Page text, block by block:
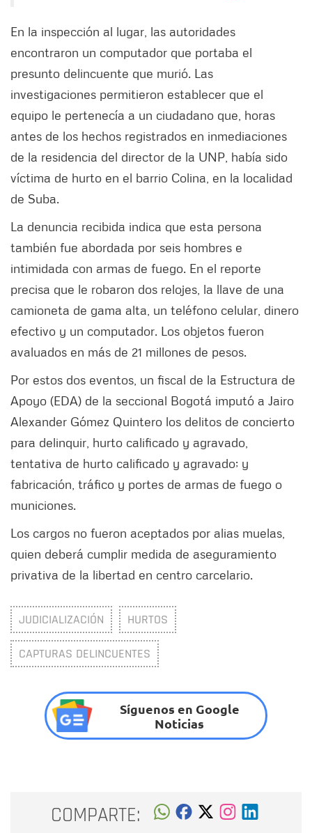
En la inspección al lugar, las autoridades
encontraron un computador que portaba el
presunto delincuente que murió. Las
investigaciones permitieron establecer que el
equipo le pertenecía a un ciudadano que, horas
antes de los hechos registrados en inmediaciones
de la residencia del director de la UNP, había sido
víctima de hurto en el barrio Colina, en la localidad
de Suba.
La denuncia recibida indica que esta persona
también fue abordada por seis hombres e
intimidada con armas de fuego. En el reporte
precisa que le robaron dos relojes, la llave de una
camioneta de gama alta, un teléfono celular, dinero
efectivo y un computador. Los objetos fueron
avaluados en más de 21 millones de pesos.
Por estos dos eventos, un fiscal de la Estructura de
Apoyo (EDA) de la seccional Bogotá imputó a Jairo
Alexander Gómez Quintero los delitos de concierto
para delinquir, hurto calificado y agravado,
tentativa de hurto calificado y agravado; y
fabricación, tráfico y portes de armas de fuego o
municiones.
Los cargos no fueron aceptados por alias muelas,
quien deberá cumplir medida de aseguramiento
privativa de la libertad en centro carcelario.
JUDICIALIZACIÓN HURTOS
CAPTURAS DELINCUENTES
Síguenos en Google
Noticias
COMPARTE: